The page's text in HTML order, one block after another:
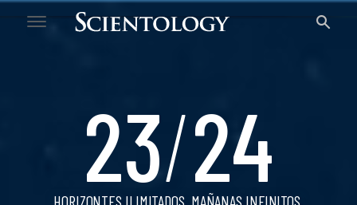
23/24
HORIZONTES ILIMITADOS. MAÑANAS INFINITOS.